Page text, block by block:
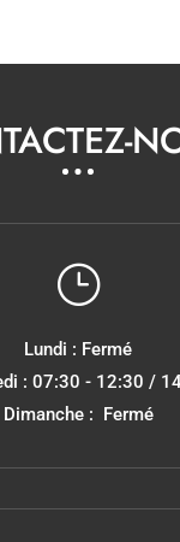
}
Lundi : Fermé
: 07:30 - 12:30 /
Dimanche : Fermé